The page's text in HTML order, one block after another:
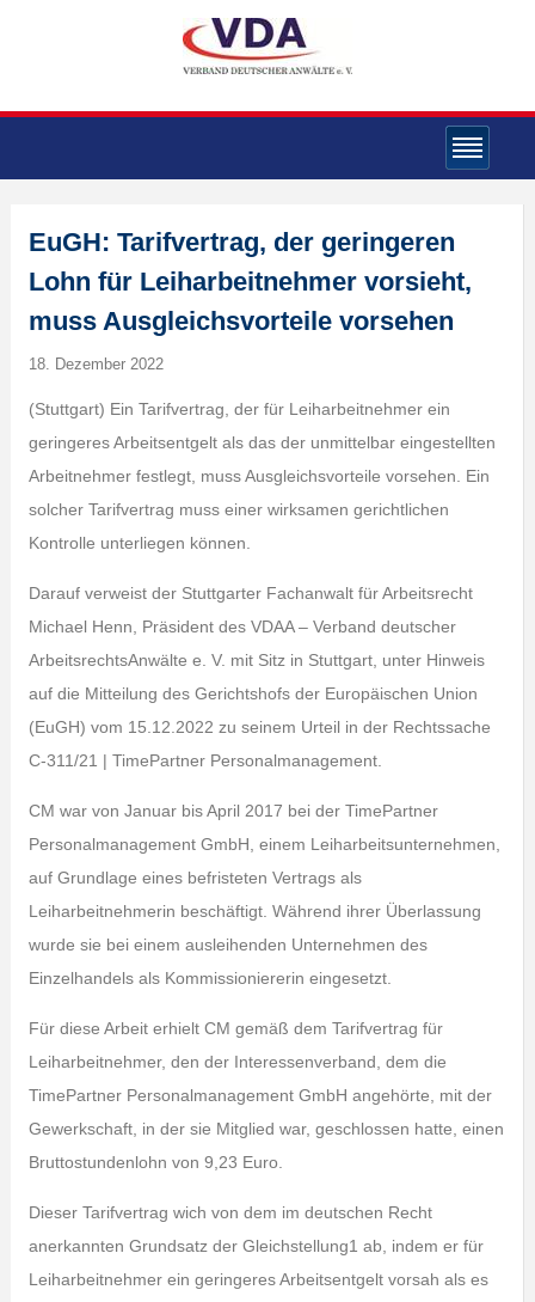
EuGH: Tarifvertrag, der geringeren
Lohn für Leiharbeitnehmer vorsieht,
muss Ausgleichsvorteile vorsehen
18. Dezember 2022
(Stuttgart) Ein Tarifvertrag, der für Leiharbeitnehmer ein
geringeres Arbeitsentgelt als das der unmittelbar eingestellten
Arbeitnehmer festlegt, muss Ausgleichsvorteile vorsehen. Ein
solcher Tarifvertrag muss einer wirksamen gerichtlichen
Kontrolle unterliegen können.
Darauf verweist der Stuttgarter Fachanwalt für Arbeitsrecht
Michael Henn, Präsident des VDAA – Verband deutscher
ArbeitsrechtsAnwälte e. V. mit Sitz in Stuttgart, unter Hinweis
auf die Mitteilung des Gerichtshofs der Europäischen Union
(EuGH) vom 15.12.2022 zu seinem Urteil in der Rechtssache
C-311/21 | TimePartner Personalmanagement.
CM war von Januar bis April 2017 bei der TimePartner
Personalmanagement GmbH, einem Leiharbeitsunternehmen,
auf Grundlage eines befristeten Vertrags als
Leiharbeitnehmerin beschäftigt. Während ihrer Überlassung
wurde sie bei einem ausleihenden Unternehmen des
Einzelhandels als Kommissioniererin eingesetzt.
Für diese Arbeit erhielt CM gemäß dem Tarifvertrag für
Leiharbeitnehmer, den der Interessenverband, dem die
TimePartner Personalmanagement GmbH angehörte, mit der
Gewerkschaft, in der sie Mitglied war, geschlossen hatte, einen
Bruttostundenlohn von 9,23 Euro.
Dieser Tarifvertrag wich von dem im deutschen Recht
anerkannten Grundsatz der Gleichstellung1 ab, indem er für
Leiharbeitnehmer ein geringeres Arbeitsentgelt vorsah als es